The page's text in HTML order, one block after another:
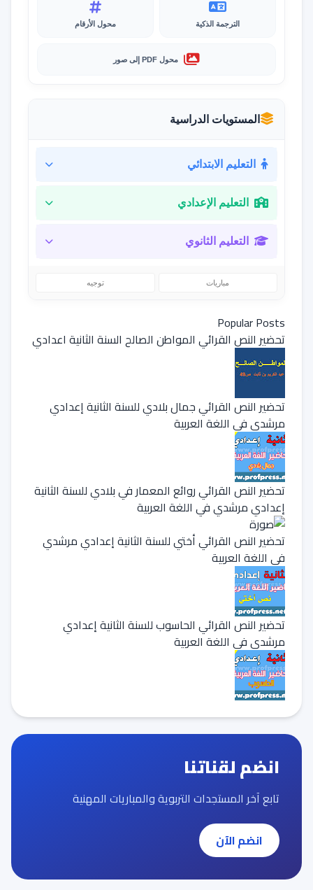
الترجمة الذكية محول الأرقام
محول PDF إلى صور
المستويات الدراسية
التعليم الابتدائي
التعليم الإعدادي
التعليم الثانوي
مباريات توجيه
Popular Posts
تحضير النص القرائي المواطن الصالح السنة الثانية اعدادي
تحضير النص القرائي جمال بلادي للسنة الثانية إعدادي
مرشدي في اللغة العربية
تحضير النص القرائي روائع المعمار في بلادي للسنة الثانية
إعدادي مرشدي في اللغة العربية
تحضير النص القرائي أختي للسنة الثانية إعدادي مرشدي
في اللغة العربية
تحضير النص القرائي الحاسوب للسنة الثانية إعدادي
مرشدي في اللغة العربية
انضم لقناتنا
تابع آخر المستجدات التربوية والمباريات المهنية
انضم الآن